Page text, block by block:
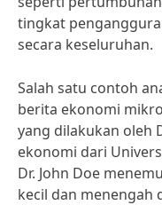
tingkat
secara keseluruhan.
Salah satu contoh
berita ekonomi
yang dilakukan oleh
ekonomi dari
Dr. John Doe
kecil dan menengah